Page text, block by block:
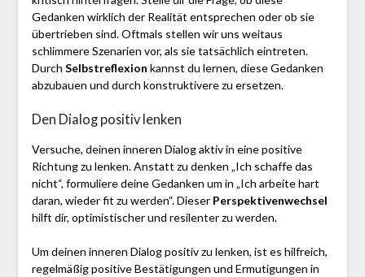
Gedanken wirklich der Realität entsprechen oder ob sie
übertrieben sind. Oftmals stellen wir uns weitaus
schlimmere Szenarien vor, als sie tatsächlich eintreten.
Durch Selbstreflexion kannst du lernen, diese Gedanken
abzubauen und durch konstruktivere zu ersetzen.
Den Dialog positiv lenken
Versuche, deinen inneren Dialog aktiv in eine positive
Richtung zu lenken. Anstatt zu denken „Ich schaffe das
nicht“, formuliere deine Gedanken um in „Ich arbeite hart
daran, wieder fit zu werden“. Dieser Perspektivenwechsel
hilft dir, optimistischer und resilenter zu werden.
Um deinen inneren Dialog positiv zu lenken, ist es hilfreich,
regelmäßig positive Bestätigungen und Ermutigungen in